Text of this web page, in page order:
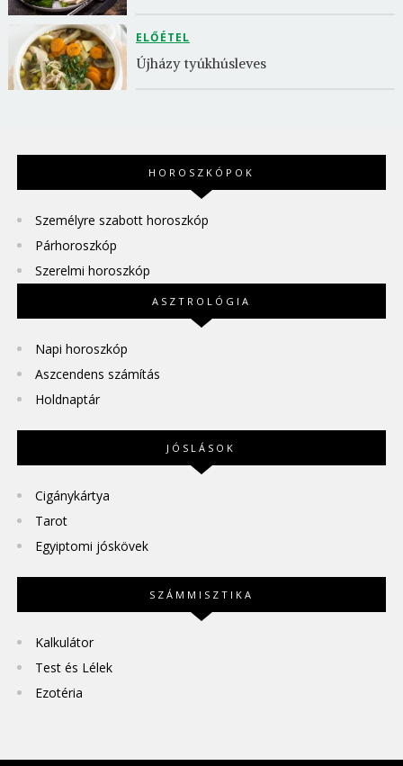
ELŐÉTEL
Újházy tyúkhúsleves
HOROSZKÓPOK
Személyre szabott horoszkóp
Párhoroszkóp
Szerelmi horoszkóp
ASZTROLÓGIA
Napi horoszkóp
Aszcendens számítás
Holdnaptár
JÓSLÁSOK
Cigánykártya
Tarot
Egyiptomi jóskövek
SZÁMMISZTIKA
Kalkulátor
Test és Lélek
Ezotéria